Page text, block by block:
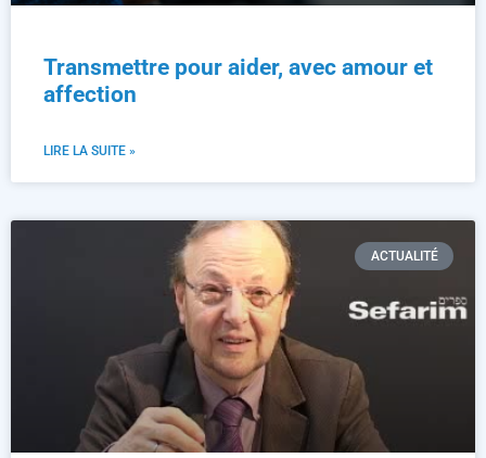
Transmettre pour aider, avec amour et
affection
LIRE LA SUITE »
ACTUALITÉ